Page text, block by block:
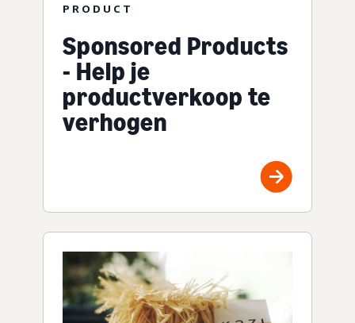
PRODUCT
Sponsored Products
- Help je
productverkoop te
verhogen